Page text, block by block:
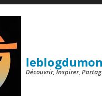
Découvrir, Inspirer,